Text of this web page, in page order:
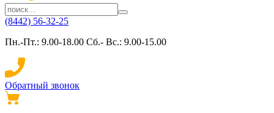
(8442) 56-32-25
Пн.-Пт.: 9.00-18.00 Сб.- Вс.: 9.00-15.00
Обратный звонок